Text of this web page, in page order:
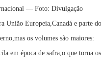
— Foto: Divulgação
União Europeia,Canadá e parte
os volumes são maiores:
em época de safra,o que torna